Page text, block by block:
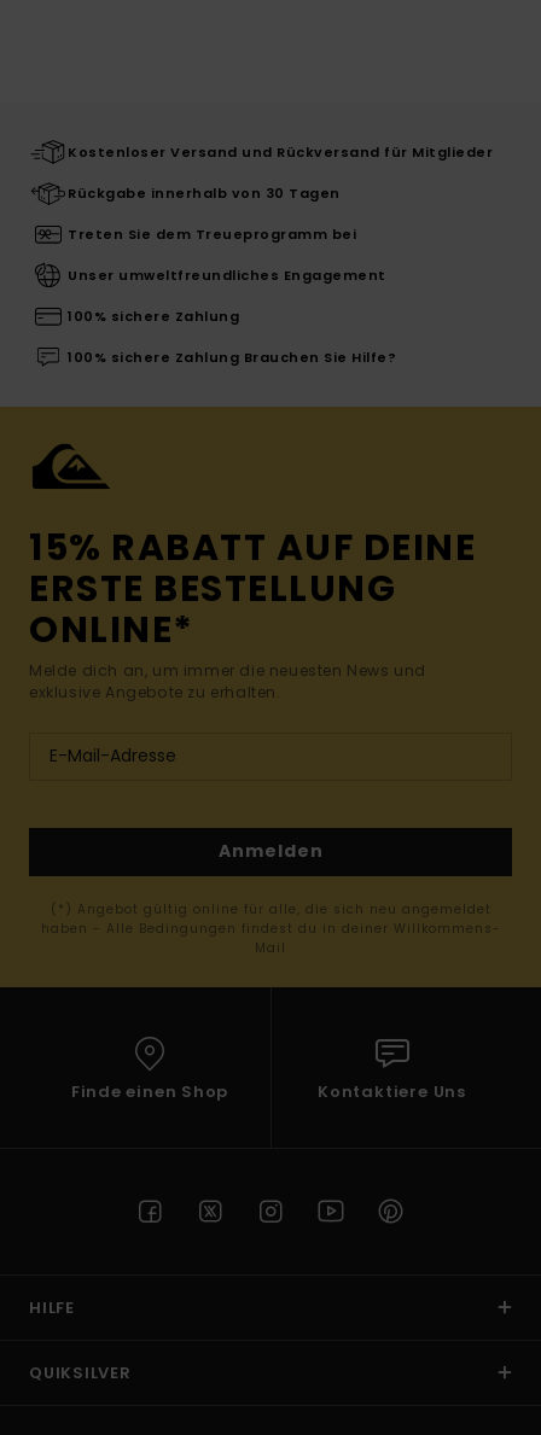
Kostenloser Versand und Rückversand für Mitglieder
Rückgabe innerhalb von 30 Tagen
Treten Sie dem Treueprogramm bei
Unser umweltfreundliches Engagement
100% sichere Zahlung
100% sichere Zahlung Brauchen Sie Hilfe?
15% RABATT AUF DEINE
ERSTE BESTELLUNG
ONLINE*
Melde dich an, um immer die neuesten News und
exklusive Angebote zu erhalten.
Anmelden
(*) Angebot gültig online für alle, die sich neu angemeldet
haben - Alle Bedingungen findest du in deiner Willkommens-
Mail
Finde einen Shop Kontaktiere Uns
HILFE
QUIKSILVER